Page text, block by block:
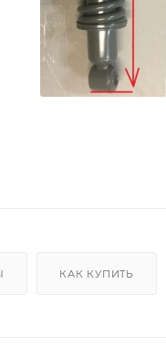
КАК КУПИТЬ